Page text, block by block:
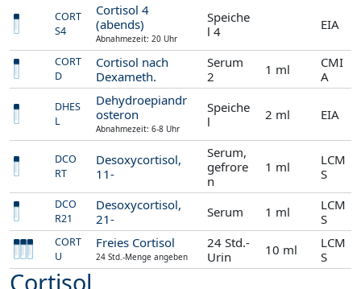
CORT
S4
Cortisol 4
(abends)
Abnahmezeit: 20 Uhr
Speiche
l 4
EIA
CORT
D
Cortisol nach
Dexameth.
Serum
2
1 ml
CMI
A
DHES
L
Dehydroepiandr
osteron
Abnahmezeit: 6-8 Uhr
Speiche
l
2 ml EIA
DCO
RT
Desoxycortisol,
11-
Serum,
gefrore
n
1 ml
LCM
S
DCO
R21
Desoxycortisol,
21-
Serum 1 ml
LCM
S
CORT
U
Freies Cortisol
24 Std.-Menge angeben
24 Std.-
Urin
10 ml
LCM
S
Cortisol